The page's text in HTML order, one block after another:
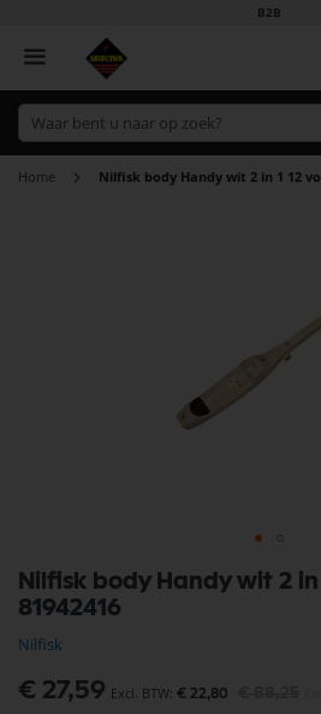
B2B
Home Nilfisk body Handy wit 2 in 1 12
Nilfisk body Handy wit 2 in
81942416
Nilfisk
Speciale
€ 27,59 € 22,80
naar
het
van
afbeeldingen-